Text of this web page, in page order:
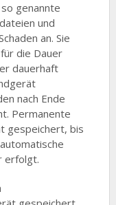
genannte
und
an. Sie
die Dauer
dauerhaft
nach Ende
Permanente
gespeichert, bis
erfolgt.